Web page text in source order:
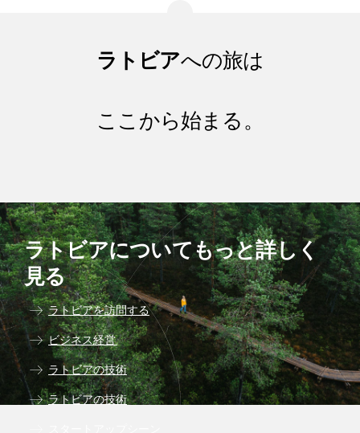
ラトビアへの旅は
ここから始まる。
ラトビアについてもっと詳しく
見る
ラトビアを訪問する
ビジネス経営
ラトビアの技術
ラトビアの技術